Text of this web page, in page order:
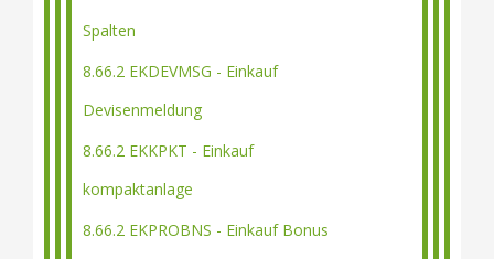
Spalten
8.66.2 EKDEVMSG - Einkauf
Devisenmeldung
8.66.2 EKKPKT - Einkauf
kompaktanlage
8.66.2 EKPROBNS - Einkauf Bonus